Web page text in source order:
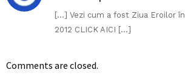
[…] Vezi cum a fost Ziua Eroilor în
2012 CLICK AICI […]
Comments are closed.